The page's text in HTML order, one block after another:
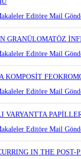
Editöre Mail
GRANÜLOMATÖZ
Editöre Mail
KOMPOSİT
Editöre Mail
Editöre Mail